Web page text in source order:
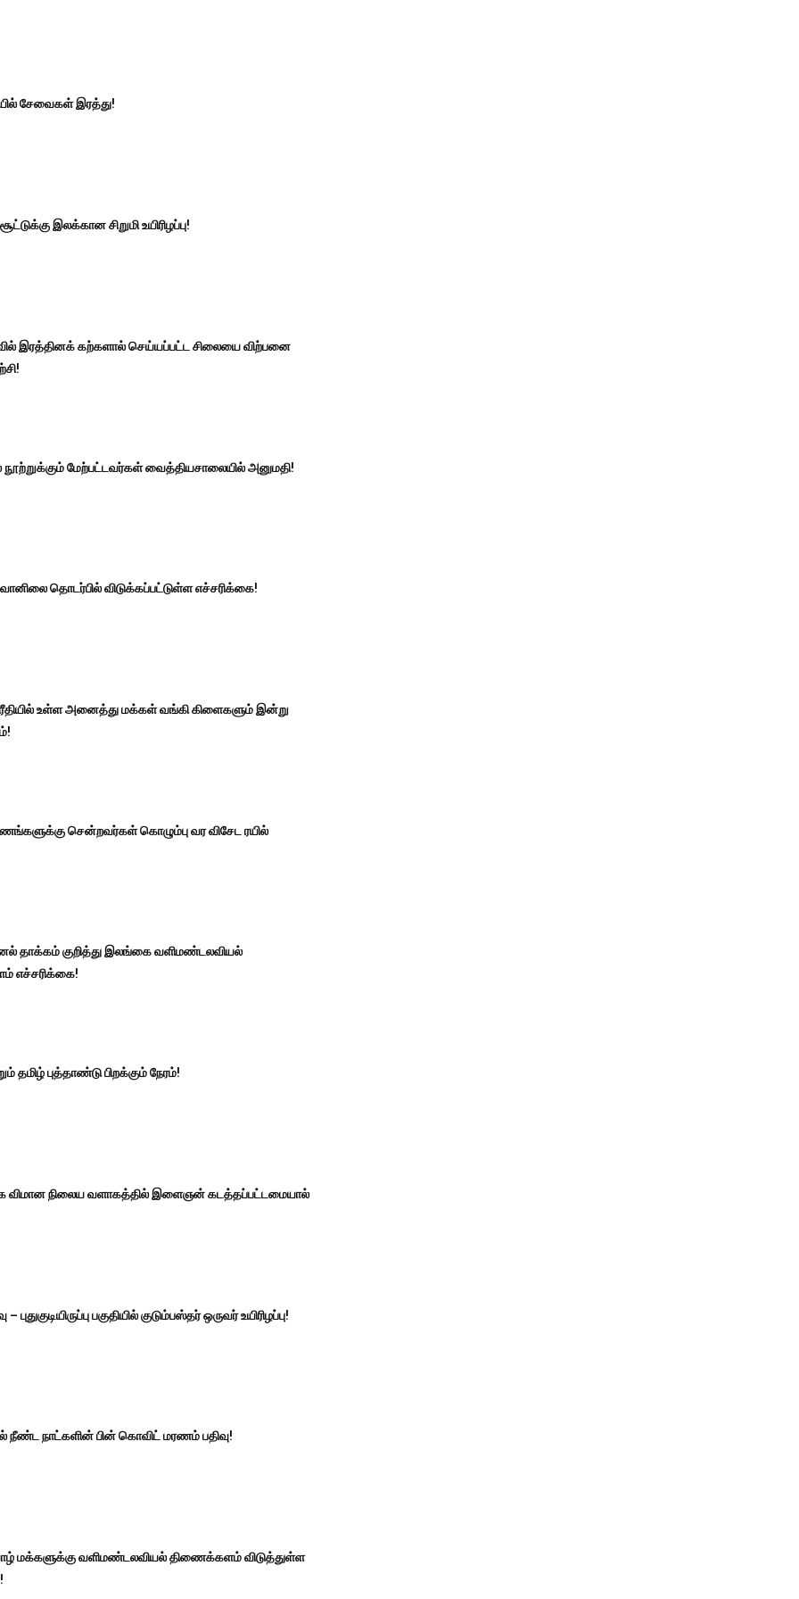
சேவைகள் இரத்து!
இலக்கான சிறுமி உயிரிழப்பு!
இரத்தினக் கற்களால் செய்யப்பட்ட சிலையை விற்பனை
நூற்றுக்கும் மேற்பட்டவர்கள் வைத்தியசாலையில் அனுமதி!
தொடர்பில் விடுக்கப்பட்டுள்ள எச்சரிக்கை!
ரீதியில் உள்ள அனைத்து மக்கள் வங்கி கிளைகளும் இன்று
சென்றவர்கள் கொழும்பு வர விசேட ரயில்
தாக்கம் குறித்து இலங்கை வளிமண்டலவியல்
எச்சரிக்கை!
தமிழ் புத்தாண்டு பிறக்கும் நேரம்!
விமான நிலைய வளாகத்தில் இளைஞன் கடத்தப்பட்டமையால்
புதுகுடியிருப்பு பகுதியில் குடும்பஸ்தர் ஒருவர் உயிரிழப்பு!
நீண்ட நாட்களின் பின் கொவிட் மரணம் பதிவு!
மக்களுக்கு வளிமண்டலவியல் திணைக்களம் விடுத்துள்ள